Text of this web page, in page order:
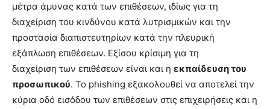
μέτρα άμυνας κατά των επιθέσεων, ιδίως για τη
διαχείριση του κινδύνου κατά λυτρισμικών και την
προστασία διαπιστευτηρίων κατά την πλευρική
εξάπλωση επιθέσεων. Εξίσου κρίσιμη για τη
διαχείριση των επιθέσεων είναι και η εκπαίδευση του
προσωπικού. Το phishing εξακολουθεί να αποτελεί την
κύρια οδό εισόδου των επιθέσεων στις επιχειρήσεις και η